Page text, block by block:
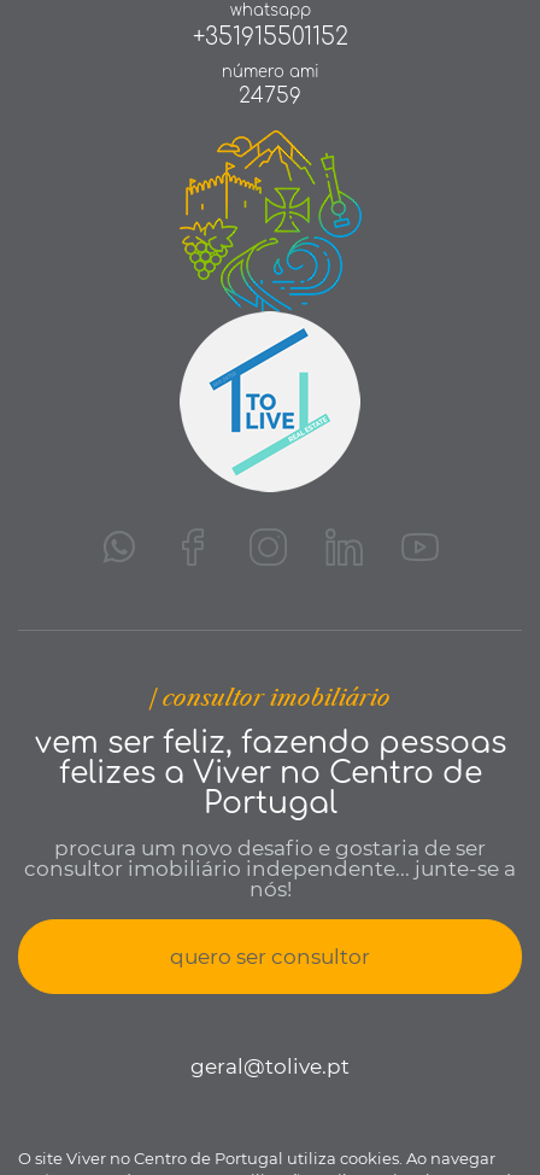
whatsapp
+351915501152
número ami
24759
| consultor imobiliário
vem ser feliz, fazendo pessoas
felizes a Viver no Centro de
Portugal
procura um novo desafio e gostaria de ser
consultor imobiliário independente... junte-se a
nós!
quero ser consultor
geral@tolive.pt
O site Viver no Centro de Portugal utiliza cookies. Ao navegar